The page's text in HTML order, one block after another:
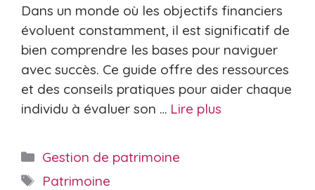
Dans un monde où les objectifs financiers
évoluent constamment, il est significatif de
bien comprendre les bases pour naviguer
avec succès. Ce guide offre des ressources
et des conseils pratiques pour aider chaque
individu à évaluer son … Lire plus
Catégories
Gestion de patrimoine
Étiquettes
Patrimoine